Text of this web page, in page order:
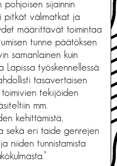
sijainnin
pitkät välimatkat ja
määrittävät toimintaa
tunne päätöksen
samanlainen kuin
työskennellessä.
tasavertaisen
toimivien tekijöiden
mm.
kehittämistä,
sekä eri taide genrejen
niiden tunnistamista